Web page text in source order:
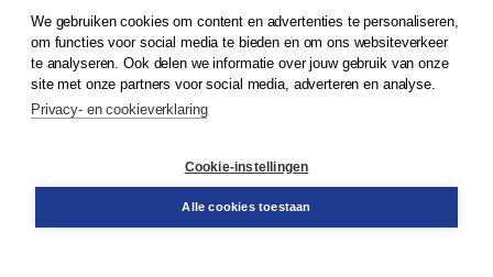
© 2026Koninklijke Boom uitgevers
Klantenservice
Service & informatie
Contact
We gebruiken cookies om content en advertenties te personaliseren,
om functies voor social media te bieden en om ons websiteverkeer
te analyseren. Ook delen we informatie over jouw gebruik van onze
site met onze partners voor social media, adverteren en analyse.
Privacy- en cookieverklaring
Cookie-instellingen
Alle cookies toestaan